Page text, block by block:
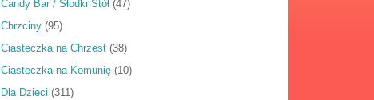
Candy Bar / Słodki Stół (47)
Chrzciny (95)
Ciasteczka na Chrzest (38)
Ciasteczka na Komunię (10)
Dla Dzieci (311)